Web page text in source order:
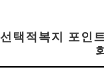
택적복지 포인